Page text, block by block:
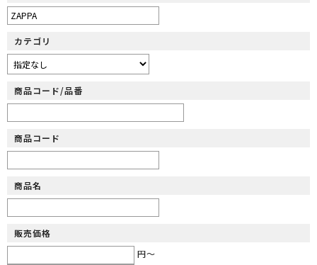
カテゴリ
商品コード/品番
商品コード
商品名
販売価格
円～